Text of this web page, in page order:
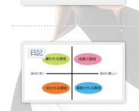
日記